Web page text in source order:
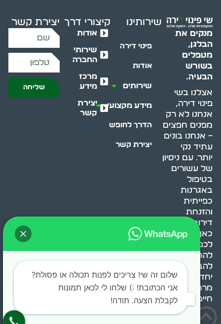
מנקים את
הבלגן,
מטפלים
בשורש
הבעיה.
אצלנו בשי
פינוי דירה,
אנחנו לא רק
מפנים חפצים
– אנחנו בונים
עתיד נקי
יותר. עם ניסיון
של עשורים
בטיפול
באגרנות
כפייתית
והזנחת
דירות, אנחנו
כאן כדי לעזור
לכם
להתמודד,
להבין ולשנות.
יחד, ניצור
מרחב
חיים בריא ומאוזן.
שירותינו
פינוי דירה
אודות
שירותים
מידע מקצועי
הדרך לחופש
יצירת קשר
קיצורי דרך
אודות
שירותי
החברה
מרכז
מידע
יצירת
קשר
יצירת קשר
שליחה
שלום זה שי! צריכים לפנות תכולה או פסולת?
אני הכתובת! :) שלחו לי לכאן תמונות
לקבלת הצעה. תודה!